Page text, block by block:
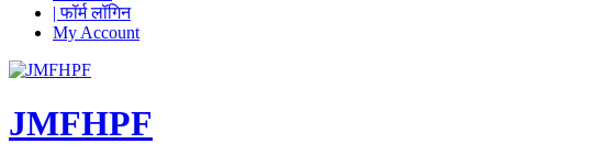
| फॉर्म लॉगिन
My Account
JMFHPF